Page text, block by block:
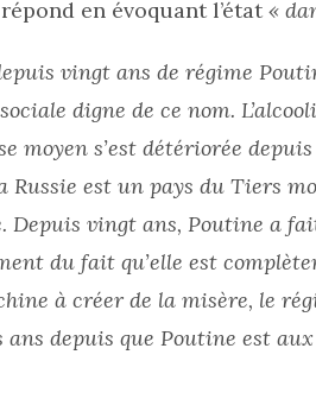
en évoquant l’état«
vingt ans de régime
digne de ce nom.
moyen s’est détériorée
Russie est un pays du Tiers
Depuis vingt ans, Poutine a
du fait qu’elle est
à créer de la misère, le
depuis que Poutine est